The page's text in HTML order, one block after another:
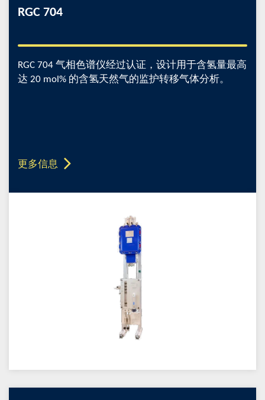
RGC 704
RGC 704 气相色谱仪经过认证，设计用于含氢量最高
达 20 mol% 的含氢天然气的监护转移气体分析。
更多信息